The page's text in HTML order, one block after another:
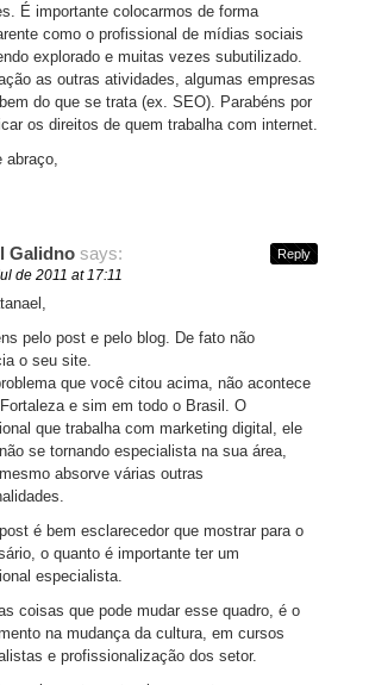
É importante colocarmos de forma
como o profissional de mídias sociais
explorado e muitas vezes subutilizado.
as outras atividades, algumas empresas
do que se trata (ex. SEO). Parabéns por
os direitos de quem trabalha com internet.
abraço,
Galidno says:
de 2011 at 17:11
pelo post e pelo blog. De fato não
o seu site.
que você citou acima, não acontece
e sim em todo o Brasil. O
que trabalha com marketing digital, ele
se tornando especialista na sua área,
absorve várias outras
é bem esclarecedor que mostrar para o
o quanto é importante ter um
especialista.
coisas que pode mudar esse quadro, é o
na mudança da cultura, em cursos
e profissionalização dos setor.
Reply